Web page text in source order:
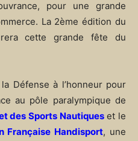
pour une grande
La 2ème édition du
cette grande fête du
Défense à l’honneur pour
au pôle paralympique de
des Sports Nautiqueset le
Française Handisport, une